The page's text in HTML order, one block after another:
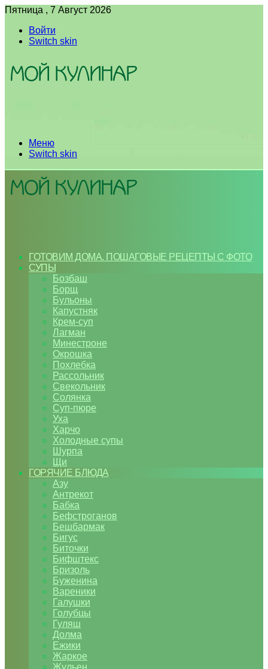
Пятница , 7 Август 2026
Войти
Switch skin
Меню
Switch skin
ГОТОВИМ ДОМА. ПОШАГОВЫЕ РЕЦЕПТЫ С ФОТО
СУПЫ
Бозбаш
Борщ
Бульоны
Капустняк
Крем-суп
Лагман
Минестроне
Окрошка
Похлебка
Рассольник
Свекольник
Солянка
Суп-пюре
Уха
Харчо
Холодные супы
Шурпа
Щи
ГОРЯЧИЕ БЛЮДА
Азу
Антрекот
Бабка
Бефстроганов
Бешбармак
Бигус
Биточки
Бифштекс
Бризоль
Буженина
Вареники
Галушки
Голубцы
Гуляш
Долма
Ежики
Жаркое
Жульен